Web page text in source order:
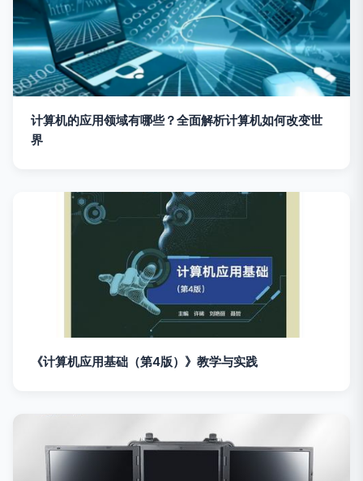
计算机的应用领域有哪些？全面解析计算机如何改变世
界
《计算机应用基础（第4版）》教学与实践